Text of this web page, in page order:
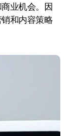
业机会。因
和内容策略